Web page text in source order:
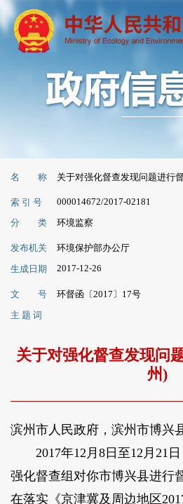
名 称 关于对强化督查发现问题进行
索 引 号 000014672/2017-02181
分 类 环境监察
发布机关
环境保护部办公厅
生成日期
2017-12-26
文 号
环督函〔2017〕17号
主 题 词
关于对强化督查发现问
州)
滨州市人民政府，滨州市博兴
2017年12月8日至12月21日
强化督查组对你市博兴县进行
在落实《京津冀及周边地区